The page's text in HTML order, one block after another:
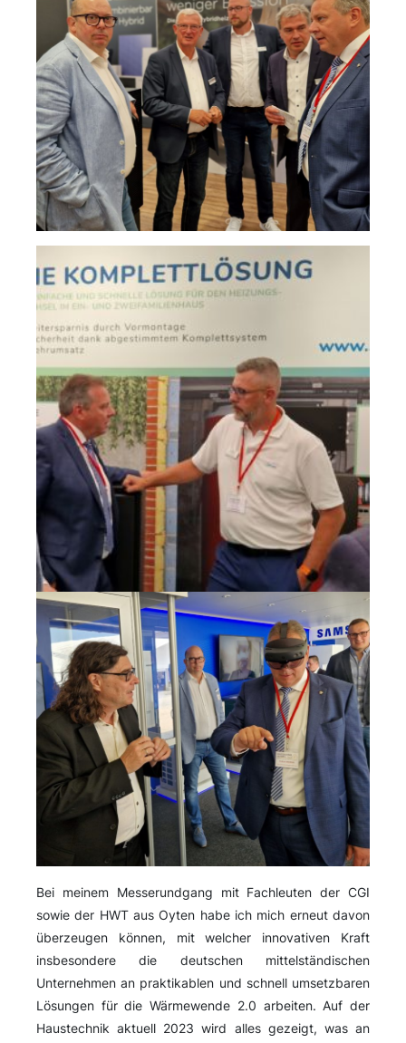
Bei meinem Messerundgang mit Fachleuten der CGI
sowie der HWT aus Oyten habe ich mich erneut davon
überzeugen können, mit welcher innovativen Kraft
insbesondere die deutschen mittelständischen
Unternehmen an praktikablen und schnell umsetzbaren
Lösungen für die Wärmewende 2.0 arbeiten. Auf der
Haustechnik aktuell 2023 wird alles gezeigt, was an